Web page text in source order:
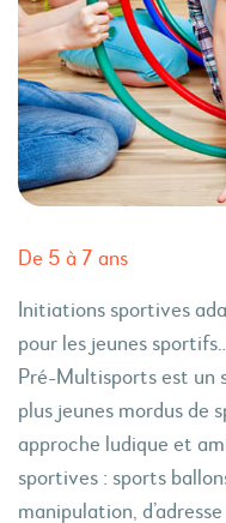
De 5 à 7 ans
Initiations sportives
pour les jeunes
Pré-Multisports est un
plus jeunes mordus de
approche ludique et
sportives : sports
manipulation,